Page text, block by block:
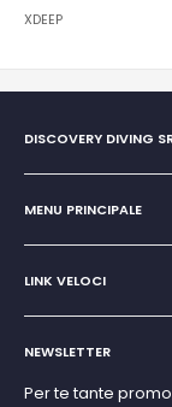
XDEEP
DISCOVERY DIVING
Unipersonale di
San Teodoro,
MENU PRINCIPALE
Home
Super Promo
Marchi
Subacquea
Apnea e
LINK VELOCI
Cerca
Termini e Condizioni
Privacy Policy
NEWSLETTER
Per te tante